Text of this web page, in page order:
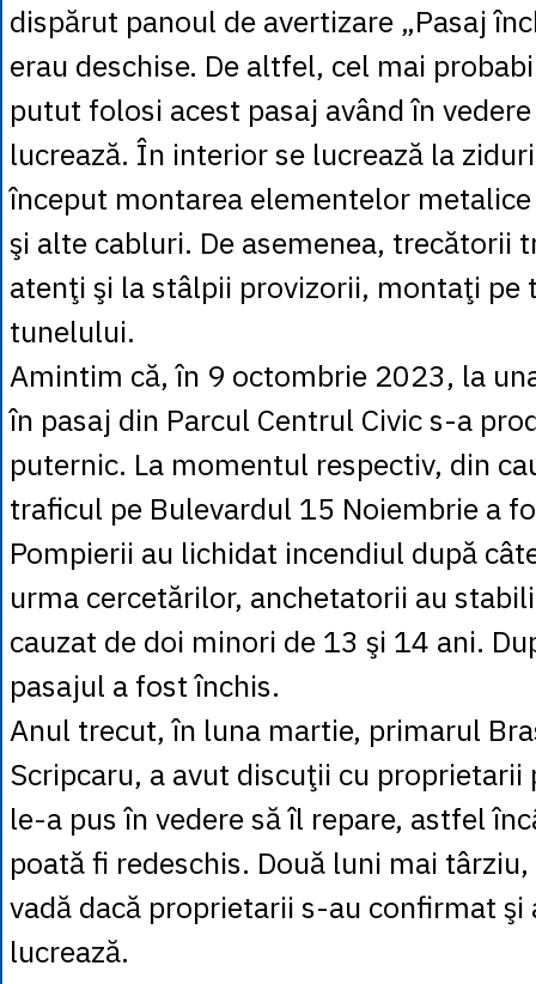
dispărut panoul de avertizare „Pasaj
erau deschise. De altfel, cel mai
putut folosi acest pasaj având în
lucrează. În interior se lucrează la
început montarea elementelor
şi alte cabluri. De asemenea, trecătorii
atenţi şi la stâlpii provizorii, montaţi pe
tunelului.
Amintim că, în 9 octombrie 2023, la
în pasaj din Parcul Centrul Civic s-a
puternic. La momentul respectiv, din
traficul pe Bulevardul 15 Noiembrie a
Pompierii au lichidat incendiul după
urma cercetărilor, anchetatorii au
cauzat de doi minori de 13 şi 14 ani.
pasajul a fost închis.
Anul trecut, în luna martie, primarul
Scripcaru, a avut discuţii cu proprietarii
le-a pus în vedere să îl repare, astfel
poată fi redeschis. Două luni mai
vadă dacă proprietarii s-au confirmat şi
lucrează.